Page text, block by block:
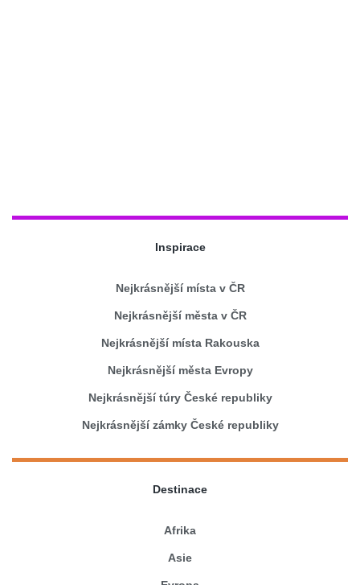
Inspirace
Nejkrásnější místa v ČR
Nejkrásnější města v ČR
Nejkrásnější místa Rakouska
Nejkrásnější města Evropy
Nejkrásnější túry České republiky
Nejkrásnější zámky České republiky
Destinace
Afrika
Asie